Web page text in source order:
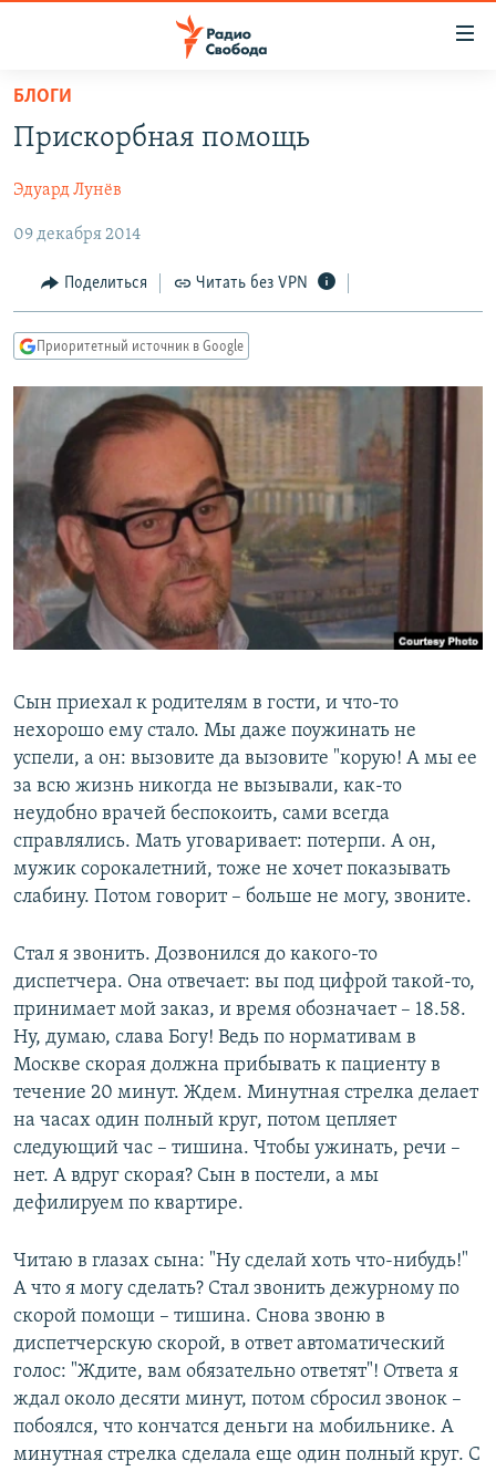
упрощенного
доступа
содержанию
Вернутся
главной
навигации
Вернутся
поиску
ПОДКАСТЫ
АВТОРСКИЕ ПРОЕКТЫ
ЦИТАТЫ СВОБОДЫ
МНЕНИЯ
КУЛЬТУРА
IDEL.РЕАЛИИ
КАВКАЗ.РЕАЛИИ
СЕВЕР.РЕАЛИИ
СИБИРЬ.РЕАЛИИ
РАСПИСАНИЕ ВЕЩАНИЯ
ПОДПИШИТЕСЬ НА РАССЫЛКУ
СОЦИАЛЬНЫЕ СЕТИ
Все сайты РСЕ/РС
БЛОГИ
Прискорбная помощь
Эдуард Лунёв
09 декабря 2014
Поделиться Читать без VPN
Приоритетный источник в Google
Сын приехал к родителям в гости, и что-то
нехорошо ему стало. Мы даже поужинать не
успели, а он: вызовите да вызовите "корую! А мы ее
за всю жизнь никогда не вызывали, как-то
неудобно врачей беспокоить, сами всегда
справлялись. Мать уговаривает: потерпи. А он,
мужик сорокалетний, тоже не хочет показывать
слабину. Потом говорит – больше не могу, звоните.
Стал я звонить. Дозвонился до какого-то
диспетчера. Она отвечает: вы под цифрой такой-то,
принимает мой заказ, и время обозначает – 18.58.
Ну, думаю, слава Богу! Ведь по нормативам в
Москве скорая должна прибывать к пациенту в
течение 20 минут. Ждем. Минутная стрелка делает
на часах один полный круг, потом цепляет
следующий час – тишина. Чтобы ужинать, речи –
нет. А вдруг скорая? Сын в постели, а мы
дефилируем по квартире.
Читаю в глазах сына: "Ну сделай хоть что-нибудь!"
А что я могу сделать? Стал звонить дежурному по
скорой помощи – тишина. Снова звоню в
диспетчерскую скорой, в ответ автоматический
голос: "Ждите, вам обязательно ответят"! Ответа я
ждал около десяти минут, потом сбросил звонок –
побоялся, что кончатся деньги на мобильнике. А
минутная стрелка сделала еще один полный круг. С